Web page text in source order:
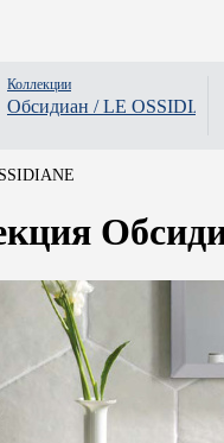
Коллекции
Обсидиан / LE